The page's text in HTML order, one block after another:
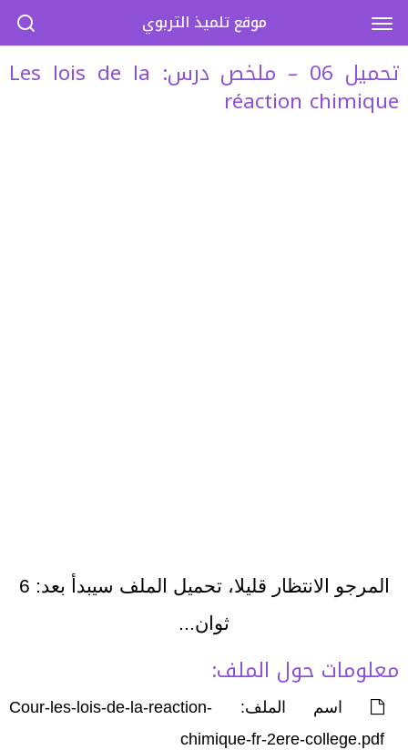
تحميل 06 – ملخص درس: Les lois de la
réaction chimique
المرجو الانتظار قليلا، تحميل الملف سيبدأ بعد: 6
ثوان...
معلومات حول الملف:
اسم الملف: Cour-les-lois-de-la-reaction-
chimique-fr-2ere-college.pdf
موقع تلميذ التربوي